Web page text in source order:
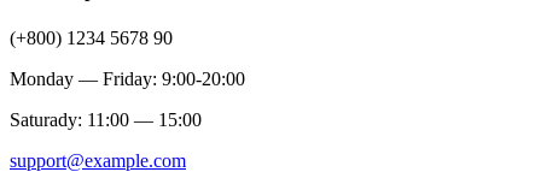
(+800) 1234 5678 90
Monday — Friday: 9:00-20:00
Saturady: 11:00 — 15:00
support@example.com